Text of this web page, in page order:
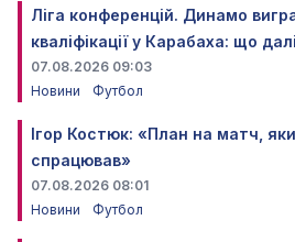
Ліга конференцій. Динамо
кваліфікації у Карабаха: що
07.08.2026 09:03
Новини
Футбол
Ігор Костюк: «План на матч,
спрацював»
07.08.2026 08:01
Новини
Футбол